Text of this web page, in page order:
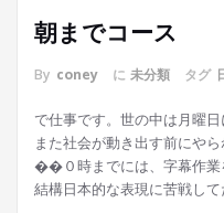
朝までコース
By coney に 未分類 タグ
で仕事です。世の中は月曜日
また社会が動き出す前にや
��０時までには、字幕作業
結構日本的な表現に苦戦して